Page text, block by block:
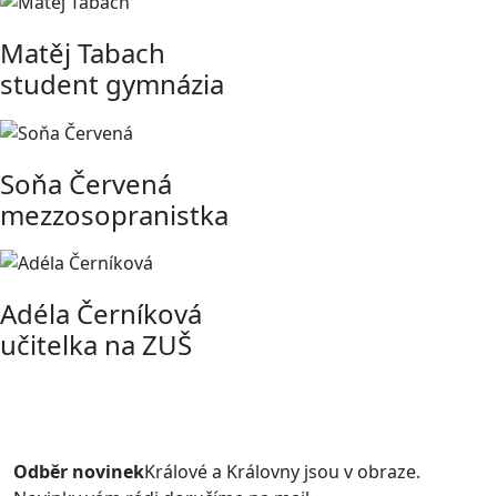
Matěj Tabach
student gymnázia
Soňa Červená
mezzosopranistka
Adéla Černíková
učitelka na ZUŠ
Odběr novinekKrálové a Královny jsou v obraze.